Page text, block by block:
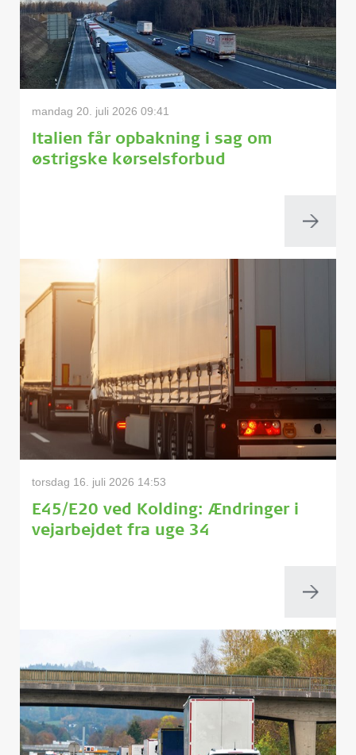
mandag 20. juli 2026 09:41
Italien får opbakning i sag om
østrigske kørselsforbud
torsdag 16. juli 2026 14:53
E45/E20 ved Kolding: Ændringer i
vejarbejdet fra uge 34